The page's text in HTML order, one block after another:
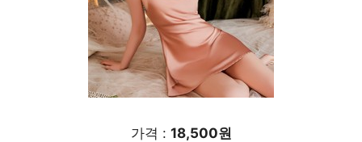
가격 : 18,500원